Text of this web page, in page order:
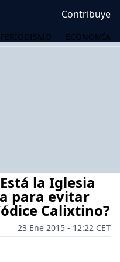
Contribuye
PERIODISMO ECONOMÍA
la Iglesia
para evitar
Calixtino?
23 Ene 2015 - 12:22 CET